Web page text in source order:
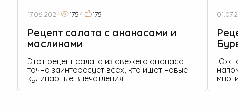
17.06.2024 1754 175
Рецепт салата с ананасами и
маслинами
Этот рецепт салата из свежего ананаса
точно заинтересует всех, кто ищет новые
кулинарные впечатления.